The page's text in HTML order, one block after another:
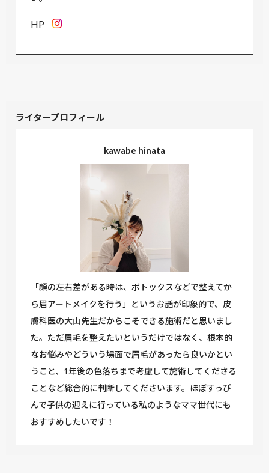
HP
ライタープロフィール
kawabe hinata
「顔の左右差がある時は、ボトックスなどで整えてか
ら眉アートメイクを行う」というお話が印象的で、皮
膚科医の大山先生だからこそできる施術だと思いまし
た。ただ眉毛を整えたいというだけではなく、根本的
なお悩みやどういう場面で眉毛があったら良いかとい
うこと、1年後の色落ちまで考慮して施術してくださる
ことなど総合的に判断してくださいます。ほぼすっぴ
んで子供の迎えに行っている私のようなママ世代にも
おすすめしたいです！